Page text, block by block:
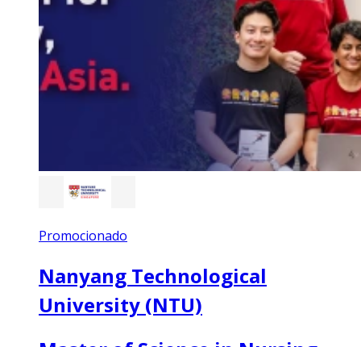
Promocionado
Nanyang Technological
University (NTU)